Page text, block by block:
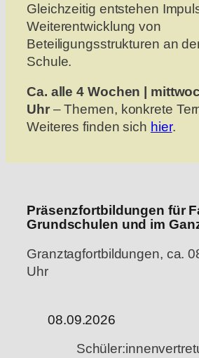
Gleichzeitig entstehen
Weiterentwicklung von
Beteiligungsstrukturen an
Schule.
Ca. alle 4 Wochen |
Uhr– Themen, konkrete
Weiteres finden sich hier.
Präsenzfortbildungen für
Grundschulen und im
Granztagfortbildungen, ca.
Uhr
08.09.2026